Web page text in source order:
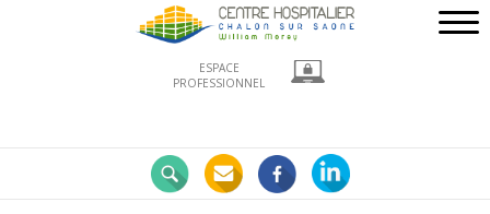
ESPACE
PROFESSIONNEL